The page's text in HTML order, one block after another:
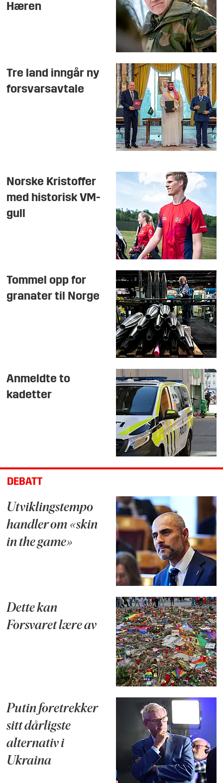
Hæren
Tre land inngår ny
forsvarsavtale
Norske Kristoffer
med historisk VM-
gull
Tommel opp for
granater til Norge
Anmeldte to
kadetter
DEBATT
Utviklingstempo
handler om «skin
in the game»
Dette kan
Forsvaret lære av
Putin foretrekker
sitt dårligste
alternativ i
Ukraina